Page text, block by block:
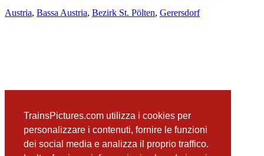
TrainsPictures.com utilizza i cookies per
personalizzare i contenuti, fornire le funzioni
dei social media e analizza il proprio traffico.
Austria, Bassa Austria, Bezirk St. Pölten, Gerersdorf
Visualizza su Google Maps